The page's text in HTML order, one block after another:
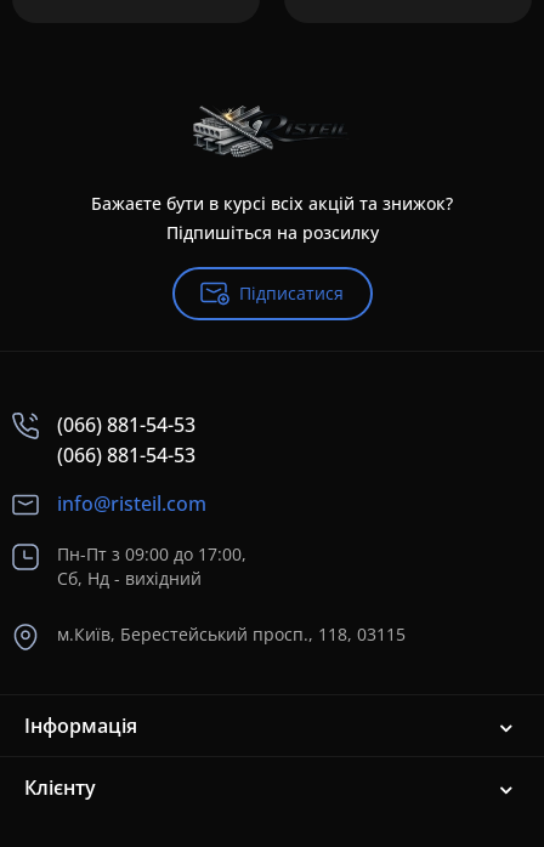
Бажаєте бути в курсі всіх акцій та знижок?
Підпишіться на розсилку
Підписатися
(066) 881-54-53
(066) 881-54-53
info@risteil.com
Пн-Пт з 09:00 до 17:00,
Сб, Нд - вихідний
м.Київ, Берестейський просп., 118, 03115
Інформація
Клієнту